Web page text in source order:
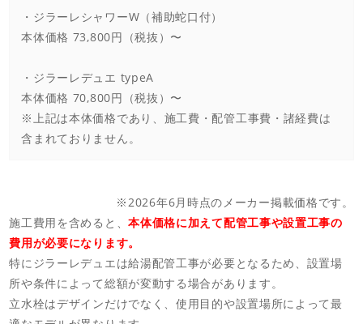
・ジラーレシャワーW（補助蛇口付）
本体価格 73,800円（税抜）〜
・ジラーレデュエ typeA
本体価格 70,800円（税抜）〜
※上記は本体価格であり、施工費・配管工事費・諸経費は
含まれておりません。
※2026年6月時点のメーカー掲載価格です。
施工費用を含めると、本体価格に加えて配管工事や設置工事の
費用が必要になります。
特にジラーレデュエは給湯配管工事が必要となるため、設置場
所や条件によって総額が変動する場合があります。
立水栓はデザインだけでなく、使用目的や設置場所によって最